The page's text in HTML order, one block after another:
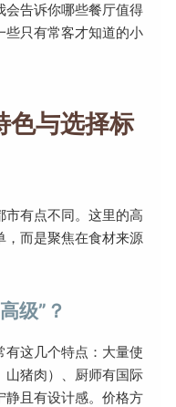
会告诉你哪些餐厅值得
些只有常客才知道的小
色与选择标
有点不同。这里的高
，而是聚焦在食材来源
级”？
这几个特点：大量使
山猪肉）、厨师有国际
静且有设计感。价格方